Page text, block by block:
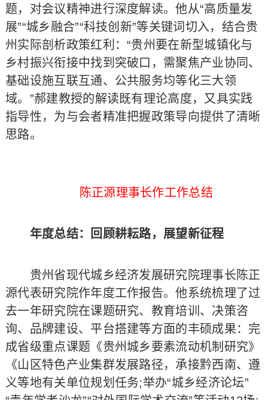
题，对会议精神进行深度解读。他从“高质量发
展”“城乡融合”“科技创新”等关键词切入，结合贵
州实际剖析政策红利：“贵州要在新型城镇化与
乡村振兴衔接中找到突破口，需聚焦产业协同、
基础设施互联互通、公共服务均等化三大领
域。”郝建教授的解读既有理论高度，又具实践
指导性，为与会者精准把握政策导向提供了清晰
思路。
陈正源理事长作工作总结
年度总结：回顾耕耘路，展望新征程
贵州省现代城乡经济发展研究院理事长陈正
源代表研究院作年度工作报告。他系统梳理了过
去一年研究院在课题研究、教育培训、决策咨
询、品牌建设、平台搭建等方面的丰硕成果：完
成省级重点课题《贵州城乡要素流动机制研究》
《山区特色产业集群发展路径，承接黔西南、遵
义等地有关单位规划任务;举办“城乡经济论坛”